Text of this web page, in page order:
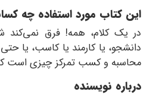
این کتاب مورد استفاده چه
در یک کلام، همه! فرق نمی‌کند
دانشجو، یا کارمند یا کاسب، یا
محاسبه و کسب تمرکز چیزی است که
درباره نویسنده